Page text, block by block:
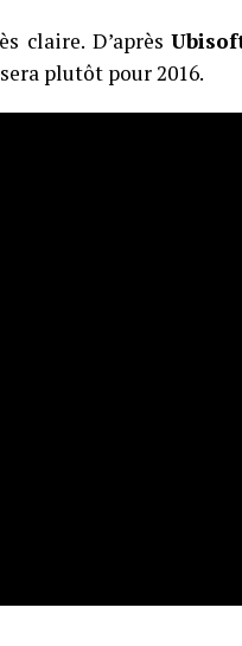
claire. D’après
plutôt pour 2016.